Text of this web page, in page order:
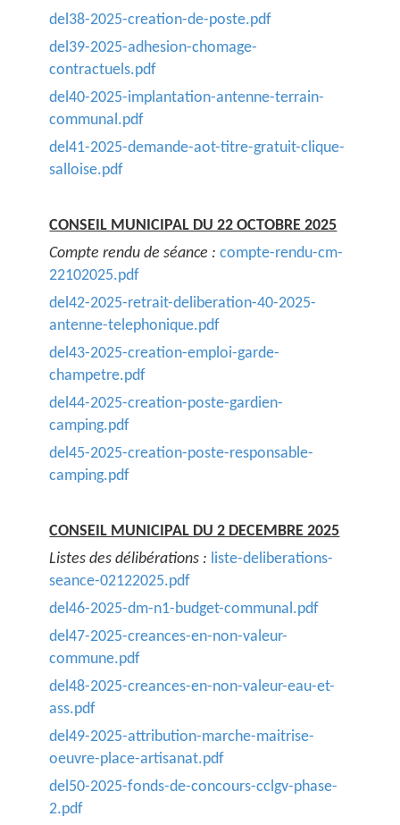
del38-2025-creation-de-poste.pdf
del39-2025-adhesion-chomage-
contractuels.pdf
del40-2025-implantation-antenne-terrain-
communal.pdf
del41-2025-demande-aot-titre-gratuit-clique-
salloise.pdf
CONSEIL MUNICIPAL DU 22 OCTOBRE 2025
Compte rendu de séance :compte-rendu-cm-
22102025.pdf
del42-2025-retrait-deliberation-40-2025-
antenne-telephonique.pdf
del43-2025-creation-emploi-garde-
champetre.pdf
del44-2025-creation-poste-gardien-
camping.pdf
del45-2025-creation-poste-responsable-
camping.pdf
CONSEIL MUNICIPAL DU 2 DECEMBRE 2025
Listes des délibérations : liste-deliberations-
seance-02122025.pdf
del46-2025-dm-n1-budget-communal.pdf
del47-2025-creances-en-non-valeur-
commune.pdf
del48-2025-creances-en-non-valeur-eau-et-
ass.pdf
del49-2025-attribution-marche-maitrise-
oeuvre-place-artisanat.pdf
del50-2025-fonds-de-concours-cclgv-phase-
2.pdf